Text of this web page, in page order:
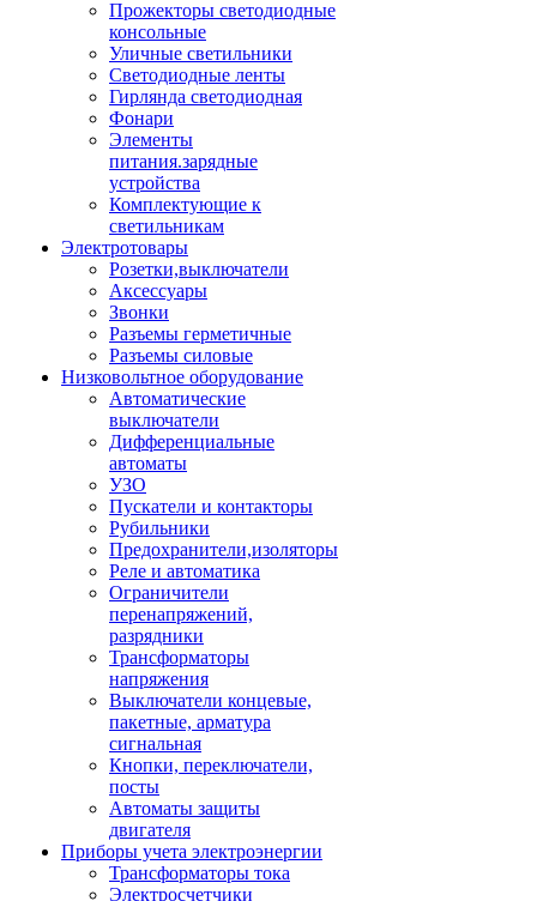
Прожекторы светодиодные
консольные
Уличные светильники
Светодиодные ленты
Гирлянда светодиодная
Фонари
Элементы
питания.зарядные
устройства
Комплектующие к
светильникам
Электротовары
Розетки,выключатели
Аксессуары
Звонки
Разъемы герметичные
Разъемы силовые
Низковольтное оборудование
Автоматические
выключатели
Дифференциальные
автоматы
УЗО
Пускатели и контакторы
Рубильники
Предохранители,изоляторы
Реле и автоматика
Ограничители
перенапряжений,
разрядники
Трансформаторы
напряжения
Выключатели концевые,
пакетные, арматура
сигнальная
Кнопки, переключатели,
посты
Автоматы защиты
двигателя
Приборы учета электроэнергии
Трансформаторы тока
Электросчетчики